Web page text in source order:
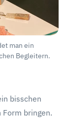
man ein
Begleitern.
bisschen
bringen.